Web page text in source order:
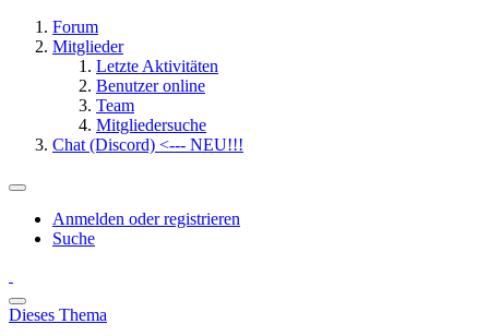
Forum
Mitglieder
Letzte Aktivitäten
Benutzer online
Team
Mitgliedersuche
Chat (Discord) <--- NEU!!!
Anmelden oder registrieren
Suche
Dieses Thema